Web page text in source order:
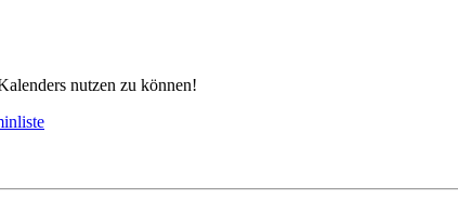
nutzen zu können!